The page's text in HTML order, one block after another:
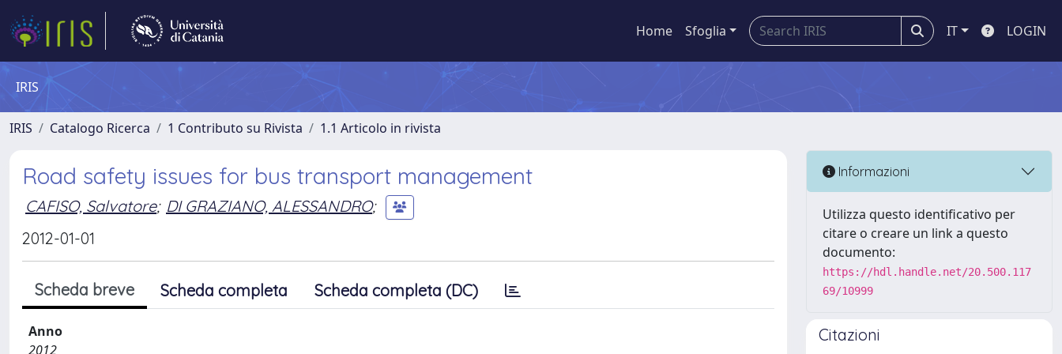
Home Sfoglia IT LOGIN
IRIS
IRIS Catalogo Ricerca 1 Contributo su Rivista 1.1 Articolo in rivista
Road safety issues for bus transport management
CAFISO, Salvatore; DI GRAZIANO, ALESSANDRO;
2012-01-01
Scheda breve Scheda completa Scheda completa (DC)
Anno
2012
Informazioni
Utilizza questo identificativo per
citare o creare un link a questo
documento:
https://hdl.handle.net/20.500.117
69/10999
Citazioni